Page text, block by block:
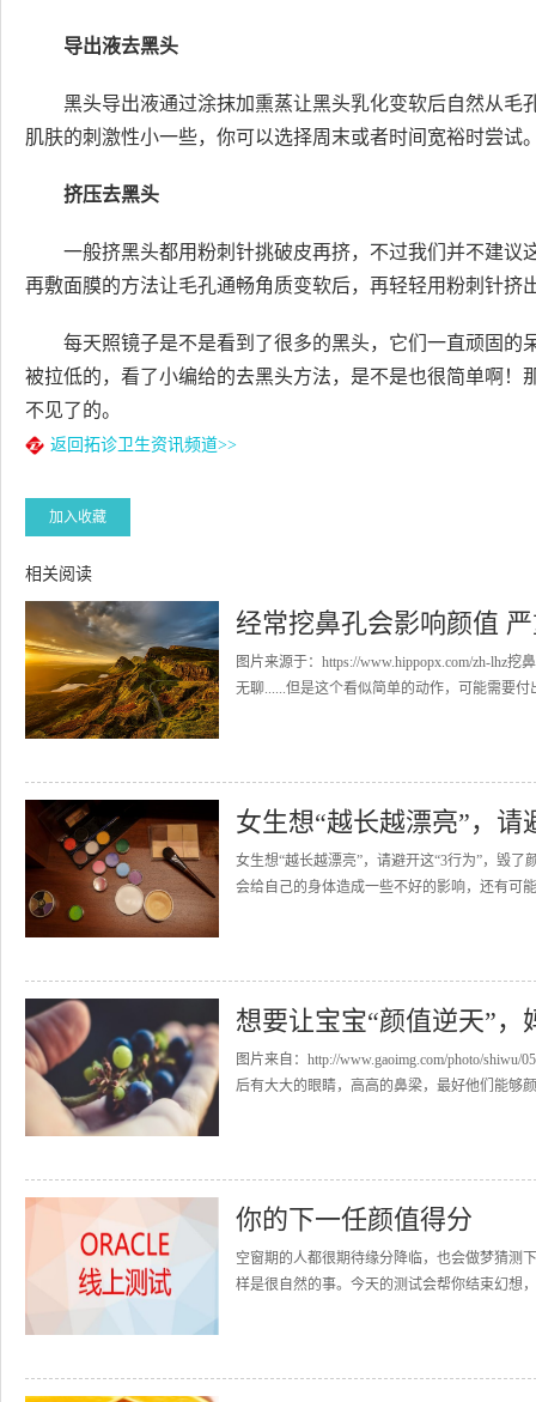
导出液去黑头
黑头导出液通过涂抹加熏蒸让黑头乳化变软后自然从
肌肤的刺激性小一些，你可以选择周末或者时间宽裕时尝试
挤压去黑头
一般挤黑头都用粉刺针挑破皮再挤，不过我们并不建
再敷面膜的方法让毛孔通畅角质变软后，再轻轻用粉刺针挤
每天照镜子是不是看到了很多的黑头，它们一直顽固
被拉低的，看了小编给的去黑头方法，是不是也很简单啊
不见了的。
返回拓诊卫生资讯频道>>
加入收藏
相关阅读
经常挖鼻孔会影响颜值
图片来源于：https://www.hippopx.com/zh-lhz
无聊......但是这个看似简单的动作，可能需要付
女生想“越长越漂亮”，请
女生想“越长越漂亮”，请避开这“3行为”，毁
会给自己的身体造成一些不好的影响，还有可
想要让宝宝“颜值逆天”
图片来自：http://www.gaoimg.com/photo/
后有大大的眼睛，高高的鼻梁，最好他们能够
你的下一任颜值得分
空窗期的人都很期待缘分降临，也会做梦猜测
样是很自然的事。今天的测试会帮你结束幻想